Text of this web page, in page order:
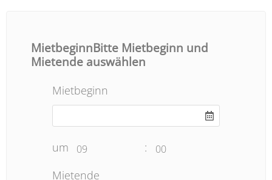
MietbeginnBitte Mietbeginn und
Mietende auswählen
Mietbeginn
um 09 : 00
Mietende